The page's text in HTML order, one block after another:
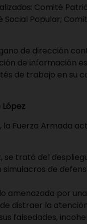
Comité
Popular;
de dirección
de información
de trabajo en su
Fuerza Armada
se trató del
de
amenazada por
distraer la
falsedades,